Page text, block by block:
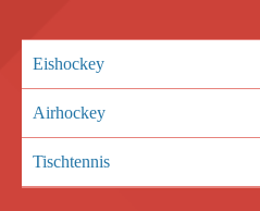
Eishockey
Airhockey
Tischtennis